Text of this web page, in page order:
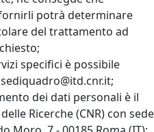
potrà determinare
del trattamento ad
specifici è possibile
dei dati personali è il
Ricerche (CNR) con sede